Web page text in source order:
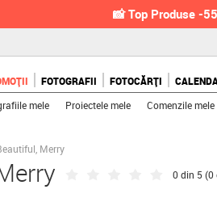
📸 Top Produse -
FOTOGRAFII FOTOCĂRȚI
mele Proiectele mele Comenzile mele
Merry
0 din 5 (0